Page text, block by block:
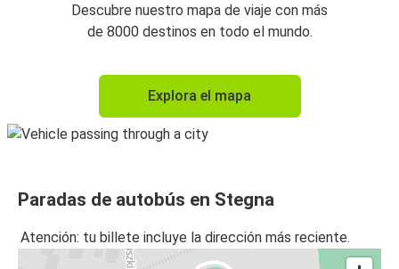
Descubre nuestro mapa de viaje con más
de 8000 destinos en todo el mundo.
Explora el mapa
Paradas de autobús en Stegna
Atención: tu billete incluye la dirección más reciente.